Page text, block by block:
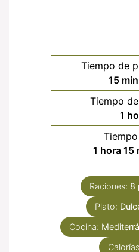
Tiempo de
15
Tiempo
1
1 hora
hora 15
Raciones: 8
Plato:
Cocina: